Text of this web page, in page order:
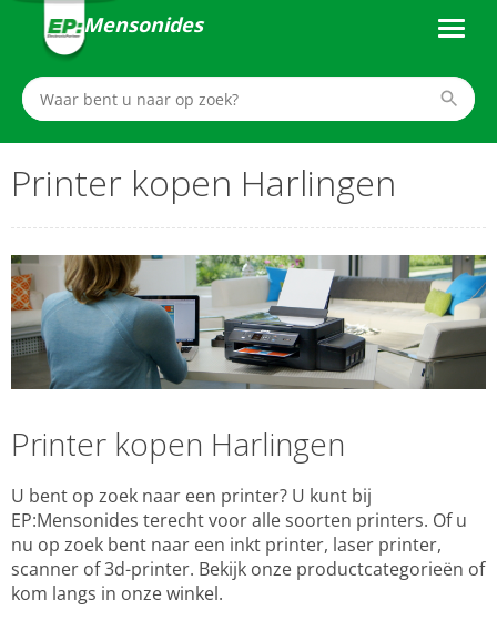
Mensonides
Printer kopen Harlingen
Printer kopen Harlingen
U bent op zoek naar een printer? U kunt bij
EP:Mensonides terecht voor alle soorten printers. Of u
nu op zoek bent naar een inkt printer, laser printer,
scanner of 3d-printer. Bekijk onze productcategorieën of
kom langs in onze winkel.